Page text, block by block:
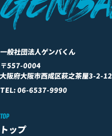
一般社団法人ゲンバくん
〒557-0004
阪府大阪市西成区萩之茶屋3-2-12
TEL: 06-6537-9990
TOP
ップ